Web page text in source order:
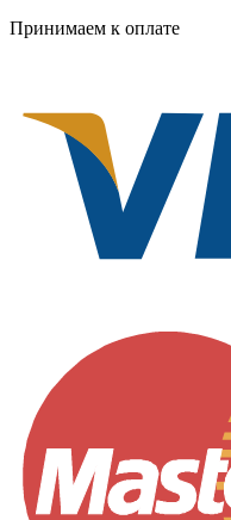
Принимаем к оплате